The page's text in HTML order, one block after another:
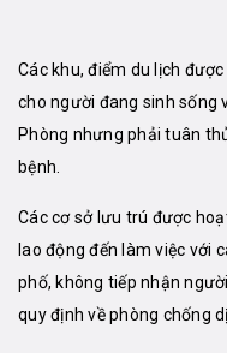
Các khu, điểm du lịch
cho người đang sinh sống
Phòng nhưng phải tuân
bệnh.
Các cơ sở lưu trú được
lao động đến làm việc với
phố, không tiếp nhận
quy định về phòng chống